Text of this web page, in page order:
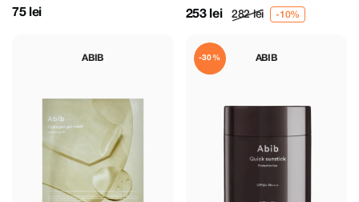
Houttuynia
75 lei 253 lei 282 lei
ABIB ABIB
-30%